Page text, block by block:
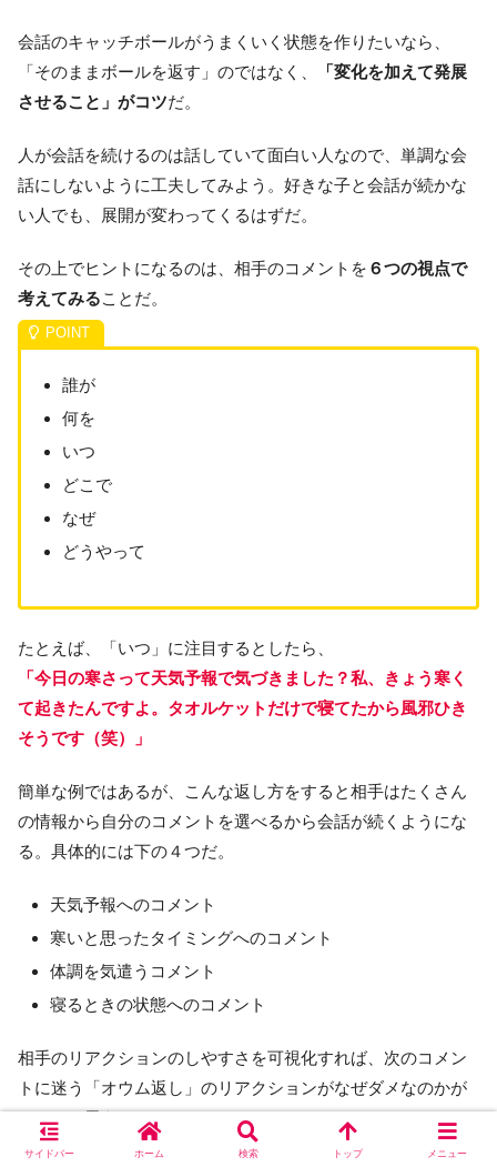
会話のキャッチボールがうまくいく状態を作りたいなら、
「そのままボールを返す」のではなく、
「変化を加えて発展
させること」がコツだ。
人が会話を続けるのは話していて面白い人なので、単調な会
話にしないように工夫してみよう。好きな子と会話が続かな
い人でも、展開が変わってくるはずだ。
その上でヒントになるのは、相手のコメントを ６つの視点で
考えてみることだ。
誰が
何を
いつ
どこで
なぜ
どうやって
たとえば、「いつ」に注目するとしたら、
「今日の寒さって天気予報で気づきました？私、きょう寒く
て起きたんですよ。タオルケットだけで寝てたから風邪ひき
そうです（笑）」
簡単な例ではあるが、こんな返し方をすると相手はたくさん
の情報から自分のコメントを選べるから会話が続くようにな
る。具体的には下の４つだ。
天気予報へのコメント
寒いと思ったタイミングへのコメント
体調を気遣うコメント
寝るときの状態へのコメント
相手のリアクションのしやすさを可視化すれば、次のコメン
トに迷う「オウム返し」のリアクションがなぜダメなのかが
わかると思う。
サイドバー ホーム 検索 トップ メニュー